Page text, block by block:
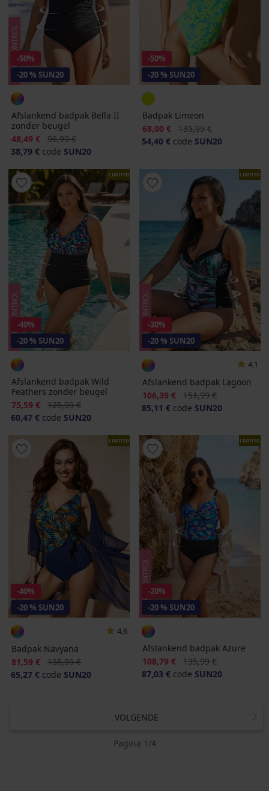
-50%
-20 % SUN20
Afslankend badpak Bella II
zonder beugel
Korting
48,49 € Oorspronkelijke prijs
96,99 €
38,79 € code SUN20
-50%
-20 % SUN20
Badpak Limeon
Korting
68,00 € Oorspronkelijke prijs
135,99 €
54,40 € code SUN20
LIMITED
-40%
-20 % SUN20
Afslankend badpak Wild
Feathers zonder beugel
Korting
75,59 € Oorspronkelijke prijs
125,99 €
60,47 € code SUN20
LIMITED
-30%
-20 % SUN20
4,1
Afslankend badpak Lagoon
Korting
106,39 € Oorspronkelijke prijs
151,99 €
85,11 € code SUN20
LIMITED
-40%
-20 % SUN20
4,6
Badpak Navyana
Korting
81,59 € Oorspronkelijke prijs
135,99 €
65,27 € code SUN20
LIMITED
-20%
-20 % SUN20
Afslankend badpak Azure
Korting
108,79 € Oorspronkelijke prijs
135,99 €
87,03 € code SUN20
VOLGENDE
Pagina 1/4